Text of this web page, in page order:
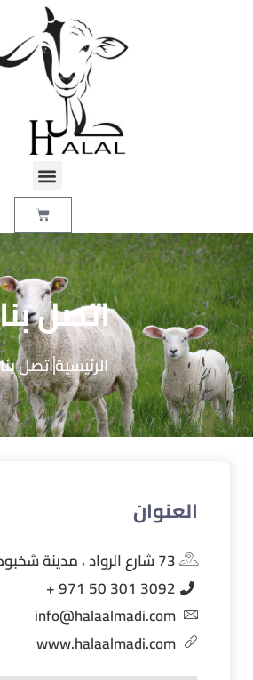
اتصل بنا
الرئيسيةاتصل بنا
العنوان
73 شارع الرواد ، مدينة شخبوط ، ابوظبي
3092 301 50 971 +
info@halaalmadi.com​
www.halaalmadi.com​